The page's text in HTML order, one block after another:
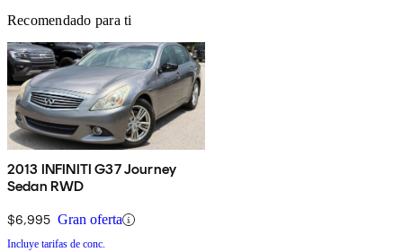
Recomendado para ti
2013 INFINITI G37 Journey
Sedan RWD
$6,995 Gran oferta
Incluye tarifas de conc.